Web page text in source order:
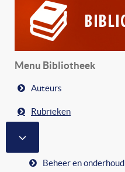
Menu Bibliotheek
Auteurs
Rubrieken
Beheer en onderhoud